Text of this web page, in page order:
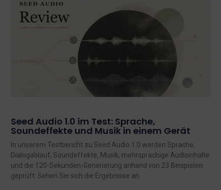
Seed Audio 1.0 im Test: Sprache,
Soundeffekte und Musik in einem Gerät
In unserem Testbericht zu Seed Audio 1.0 werden Sprache,
Dialogablauf, Soundeffekte, Musik, mehrsprachige Audioinhalte
und die 120-Sekunden-Generierung anhand von 23 Beispielen
geprüft. Sehen Sie sich die Ergebnisse an.